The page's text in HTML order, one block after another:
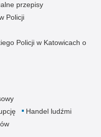
przepisy
Policji
Policji w Katowicach o
Handel ludźmi